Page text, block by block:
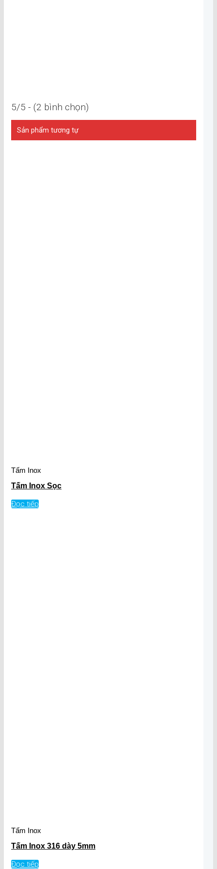
5/5 - (2 bình chọn)
Sản phẩm tương tự
Tấm Inox
Tấm Inox Sọc
Đọc tiếp
Tấm Inox
Tấm Inox 316 dày 5mm
Đọc tiếp